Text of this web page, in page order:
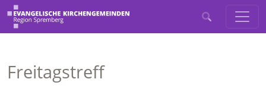
Freitagstreff